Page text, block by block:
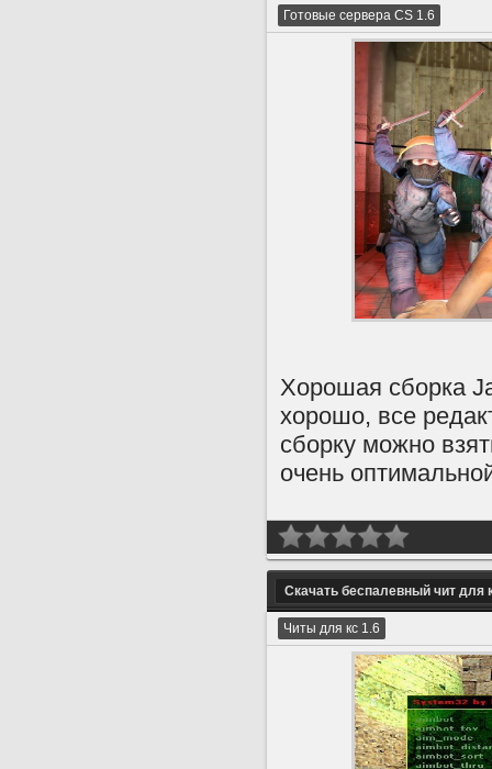
Готовые сервера CS 1.6
Хорошая сборка
хорошо, все
сборку можно
очень
Скачать беспалевный чит для
Читы для кс 1.6